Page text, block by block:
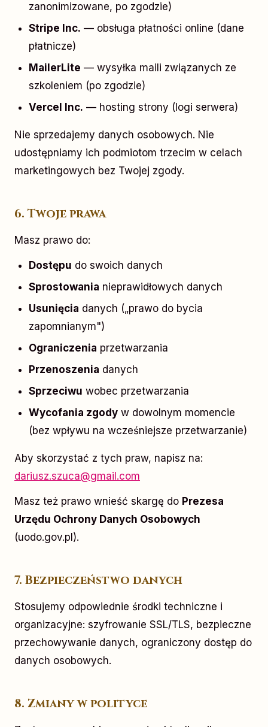
zanonimizowane, po zgodzie)
Stripe Inc. — obsługa płatności online (dane
płatnicze)
MailerLite — wysyłka maili związanych ze
szkoleniem (po zgodzie)
Vercel Inc. — hosting strony (logi serwera)
Nie sprzedajemy danych osobowych. Nie
udostępniamy ich podmiotom trzecim w celach
marketingowych bez Twojej zgody.
6. Twoje prawa
Masz prawo do:
Dostępu do swoich danych
Sprostowania nieprawidłowych danych
Usunięcia danych („prawo do bycia
zapomnianym")
Ograniczenia przetwarzania
Przenoszenia danych
Sprzeciwu wobec przetwarzania
Wycofania zgody w dowolnym momencie
(bez wpływu na wcześniejsze przetwarzanie)
Aby skorzystać z tych praw, napisz na:
dariusz.szuca@gmail.com
Masz też prawo wnieść skargę do Prezesa
Urzędu Ochrony Danych Osobowych
(uodo.gov.pl).
7. Bezpieczeństwo danych
Stosujemy odpowiednie środki techniczne i
organizacyjne: szyfrowanie SSL/TLS, bezpieczne
przechowywanie danych, ograniczony dostęp do
danych osobowych.
8. Zmiany w polityce